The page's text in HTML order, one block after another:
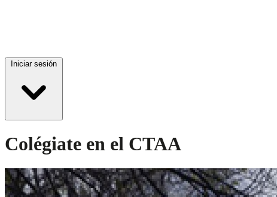
Iniciar sesión
Colégiate en el CTAA